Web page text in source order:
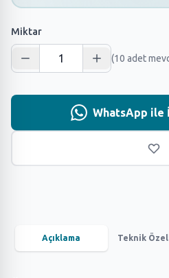
Miktar
(10 adet
WhatsApp ile
Açıklama Teknik